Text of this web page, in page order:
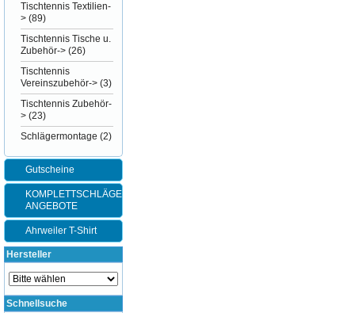
Tischtennis Textilien-
> (89)
Tischtennis Tische u.
Zubehör-> (26)
Tischtennis
Vereinszubehör-> (3)
Tischtennis Zubehör-
> (23)
Schlägermontage (2)
Gutscheine
KOMPLETTSCHLÄGER-
ANGEBOTE
Ahrweiler T-Shirt
Hersteller
Schnellsuche